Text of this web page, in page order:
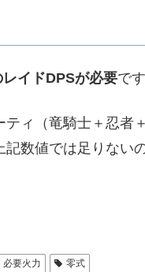
イドDPSが必要で
ティ（竜騎士＋忍者
記数値では足りない
必要火力 零式